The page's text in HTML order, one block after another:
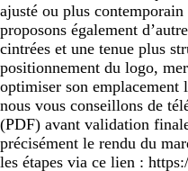
ajusté ou plus
proposons également
cintrées et une tenue plus
positionnement du logo,
optimiser son emplacement
nous vous conseillons de
(PDF) avant validation
précisément le rendu du
les étapes via ce lien :